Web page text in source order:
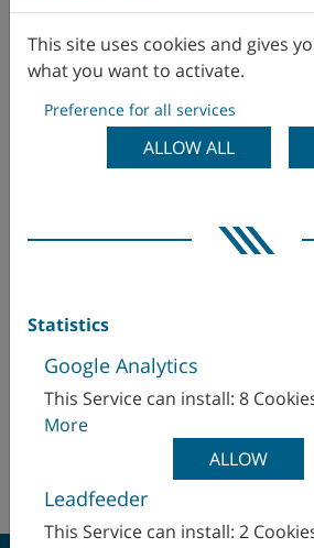
Colombie
Espagne
Grande-Bretagne
Inde
WFL MILLTURN TECHNOLOGIES
Ms. Jessie Liu
jessie.liu(at)wfl-china.com
+86 (139) 11761679
http://www.wfl-china.com
This site uses cookies and gives
what you want to activate.
Preference for all services
ALLOW ALL
Statistics
Google Analytics
This Service can install: 8
More
ALLOW
Leadfeeder
This Service can install: 2